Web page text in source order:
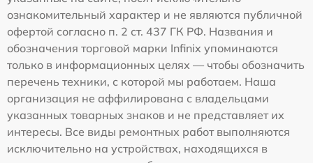
ознакомительный характер и не являются публичной
офертой согласно п. 2 ст. 437 ГК РФ. Названия и
обозначения торговой марки Infinix упоминаются
только в информационных целях — чтобы обозначить
перечень техники, с которой мы работаем. Наша
организация не аффилирована с владельцами
указанных товарных знаков и не представляет их
интересы. Все виды ремонтных работ выполняются
исключительно на устройствах, находящихся в